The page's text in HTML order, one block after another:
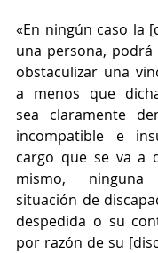
«En ningún caso la
una persona,
obstaculizar una
a menos que
sea claramente
incompatible e
cargo que se va a
mismo,
situación de
despedida o su
por razón de su